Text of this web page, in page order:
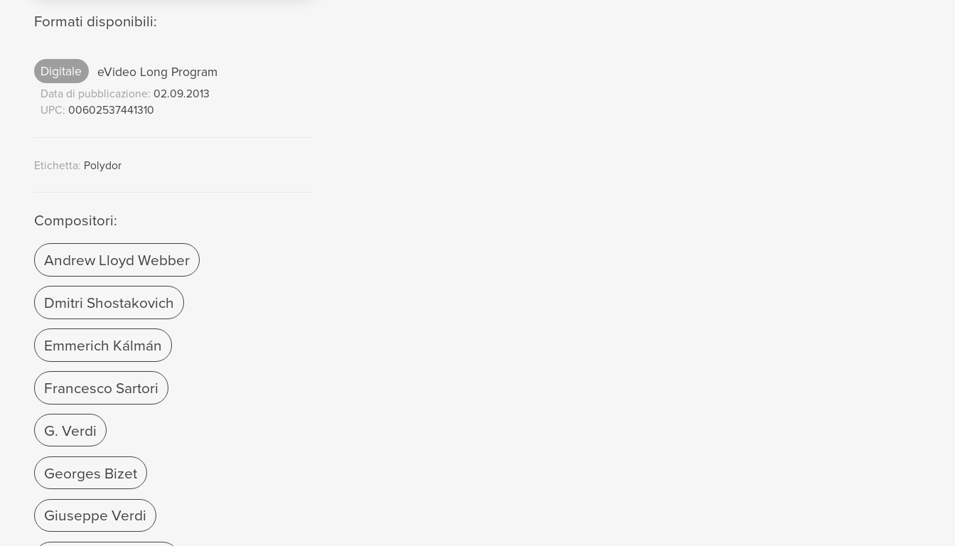
Formati disponibili:
Digitale eVideo Long Program
Data di pubblicazione: 02.09.2013
UPC: 00602537441310
Etichetta: Polydor
Compositori:
Andrew Lloyd Webber
Dmitri Shostakovich
Emmerich Kálmán
Francesco Sartori
G. Verdi
Georges Bizet
Giuseppe Verdi